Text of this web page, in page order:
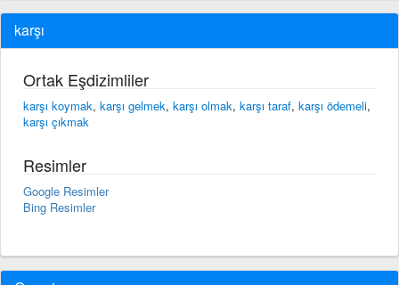
karşı
Ortak Eşdizimliler
karşı koymak, karşı gelmek, karşı olmak, karşı taraf, karşı ödemeli,
karşı çıkmak
Resimler
Google Resimler
Bing Resimler